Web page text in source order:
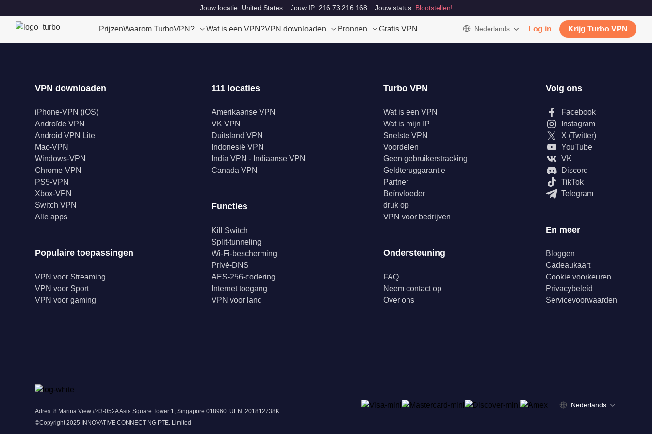
Jouw locatie: United States Jouw IP: 216.73.216.168 Jouw status: Blootstellen!
PrijzenWaarom TurboVPN? Wat is een VPN?VPN downloaden Bronnen Gratis VPN Nederlands Log in Krijg Turbo VPN
VPN downloaden
iPhone-VPN (iOS)
Androïde VPN
Android VPN Lite
Mac-VPN
Windows-VPN
Chrome-VPN
PS5-VPN
Xbox-VPN
Switch VPN
Alle apps
Populaire toepassingen
VPN voor Streaming
VPN voor Sport
VPN voor gaming
111 locaties
Amerikaanse VPN
VK VPN
Duitsland VPN
Indonesië VPN
India VPN - Indiaanse VPN
Canada VPN
Functies
Kill Switch
Split-tunneling
Wi-Fi-bescherming
Privé-DNS
AES-256-codering
Internet toegang
VPN voor land
Turbo VPN
Wat is een VPN
Wat is mijn IP
Snelste VPN
Voordelen
Geen gebruikerstracking
Geldteruggarantie
Partner
Beïnvloeder
druk op
VPN voor bedrijven
Ondersteuning
FAQ
Neem contact op
Over ons
Volg ons
Facebook
Instagram
X (Twitter)
YouTube
VK
Discord
TikTok
Telegram
En meer
Bloggen
Cadeaukaart
Cookie voorkeuren
Privacybeleid
Servicevoorwaarden
Adres: 8 Marina View #43-052A Asia Square Tower 1, Singapore 018960. UEN: 201812738K
©Copyright 2025 INNOVATIVE CONNECTING PTE. Limited
Nederlands